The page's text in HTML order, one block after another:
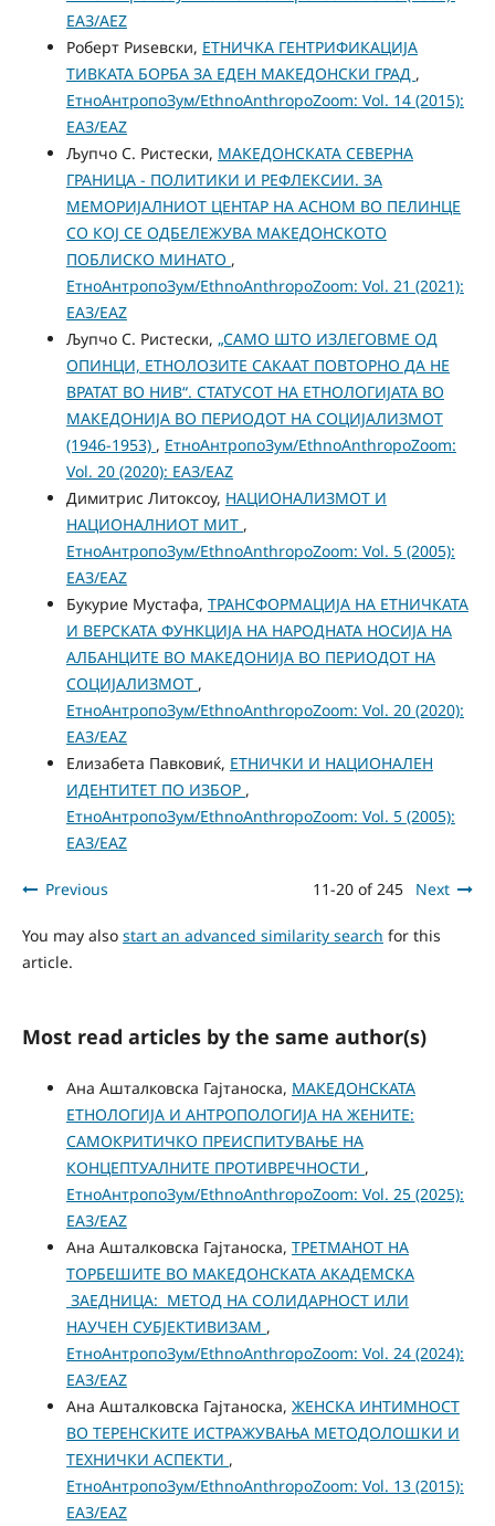
ЕАЗ/AEZ
Роберт Риѕевски, ЕТНИЧКА ГЕНТРИФИКАЦИЈА
ТИВКАТА БОРБА ЗА ЕДЕН МАКЕДОНСКИ ГРАД ,
ЕтноАнтропоЗум/EthnoAnthropoZoom: Vol. 14 (2015):
ЕАЗ/EAZ
Љупчо С. Ристески, МAКЕДОНСКАТА СЕВЕРНА
ГРАНИЦА - ПОЛИТИКИ И РЕФЛЕКСИИ. ЗА
МЕМОРИЈАЛНИОТ ЦЕНТАР НА АСНОМ ВО ПЕЛИНЦЕ
СО КОЈ СЕ ОДБЕЛЕЖУВА МАКЕДОНСКОТО
ПОБЛИСКО МИНАТО ,
ЕтноАнтропоЗум/EthnoAnthropoZoom: Vol. 21 (2021):
ЕАЗ/EAZ
Љупчо С. Ристески, „САМО ШТО ИЗЛЕГОВМЕ ОД
ОПИНЦИ, ЕТНОЛОЗИТЕ САКААТ ПОВТОРНО ДА НЕ
ВРАТАТ ВО НИВ“. СТАТУСОТ НА ЕТНОЛОГИЈАТА ВО
МАКЕДОНИЈА ВО ПЕРИОДОТ НА СОЦИЈАЛИЗМОТ
(1946-1953) , ЕтноАнтропоЗум/EthnoAnthropoZoom:
Vol. 20 (2020): ЕАЗ/EAZ
Димитрис Литоксоу, НАЦИОНАЛИЗМОТ И
НАЦИОНАЛНИОТ МИТ ,
ЕтноАнтропоЗум/EthnoAnthropoZoom: Vol. 5 (2005):
ЕАЗ/EAZ
Букурие Мустафа, ТРАНСФОРМАЦИЈА НА ЕТНИЧКАТА
И ВЕРСКАТА ФУНКЦИЈА НА НАРОДНАТА НОСИЈА НА
АЛБАНЦИТЕ ВО МАКЕДОНИЈА ВО ПЕРИОДОТ НА
СОЦИЈАЛИЗМОТ ,
ЕтноАнтропоЗум/EthnoAnthropoZoom: Vol. 20 (2020):
ЕАЗ/EAZ
Елизабета Павковиќ, ЕТНИЧКИ И НАЦИОНАЛЕН
ИДЕНТИТЕТ ПО ИЗБОР ,
ЕтноАнтропоЗум/EthnoAnthropoZoom: Vol. 5 (2005):
ЕАЗ/EAZ
Previous 11-20 of 245 Next
You may also start an advanced similarity search for this
article.
Most read articles by the same author(s)
Ана Ашталковска Гајтаноска, МАКЕДОНСКАТА
ЕТНОЛОГИЈА И АНТРОПОЛОГИЈА НА ЖЕНИТЕ:
САМОКРИТИЧКО ПРЕИСПИТУВАЊЕ НА
КОНЦЕПТУАЛНИТЕ ПРОТИВРЕЧНОСТИ ,
ЕтноАнтропоЗум/EthnoAnthropoZoom: Vol. 25 (2025):
ЕАЗ/EAZ
Ана Ашталковска Гајтаноска, ТРЕТМАНОТ НА
ТОРБЕШИТЕ ВО МАКЕДОНСКАТА АКАДЕМСКА
ЗАЕДНИЦА: МЕТОД НА СОЛИДАРНОСТ ИЛИ
НАУЧЕН СУБЈЕКТИВИЗАМ ,
ЕтноАнтропоЗум/EthnoAnthropoZoom: Vol. 24 (2024):
ЕАЗ/EAZ
Ана Ашталковска Гајтаноска, ЖЕНСКА ИНТИМНОСТ
ВО ТЕРЕНСКИТЕ ИСТРАЖУВАЊА МЕТОДОЛОШКИ И
ТЕХНИЧКИ АСПЕКТИ ,
ЕтноАнтропоЗум/EthnoAnthropoZoom: Vol. 13 (2015):
ЕАЗ/EAZ